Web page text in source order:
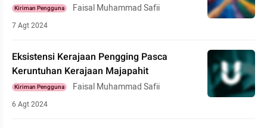
Kiriman Pengguna Faisal Muhammad Safii
7 Agt 2024
Eksistensi Kerajaan Pengging Pasca
Keruntuhan Kerajaan Majapahit
Kiriman Pengguna Faisal Muhammad Safii
6 Agt 2024